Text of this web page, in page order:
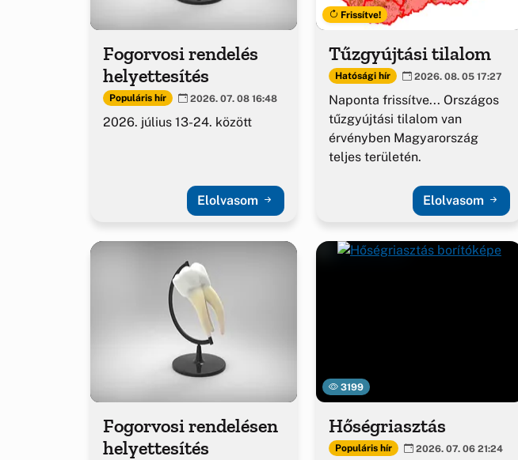
Fogorvosi rendelés
helyettesítés
Populáris hír 2026. 07. 08 16:48
2026. július 13-24. között
Elolvasom
Frissítve!
Tűzgyújtási tilalom
Hatósági hír 2026. 08. 05 17:27
Naponta frissítve... Országos
tűzgyújtási tilalom van
érvényben Magyarország
teljes területén.
Elolvasom
Fogorvosi rendelésen
helyettesítés
3199
Hőségriasztás
Populáris hír 2026. 07. 06 21:24